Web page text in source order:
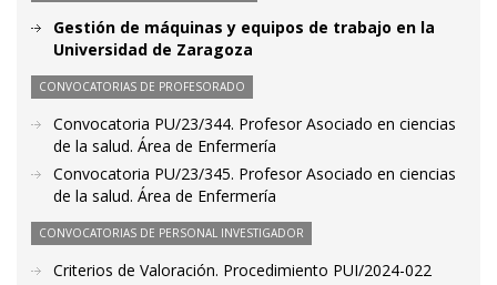
Gestión de máquinas y equipos de trabajo en la
Universidad de Zaragoza
CONVOCATORIAS DE PROFESORADO
Convocatoria PU/23/344. Profesor Asociado en ciencias
de la salud. Área de Enfermería
Convocatoria PU/23/345. Profesor Asociado en ciencias
de la salud. Área de Enfermería
CONVOCATORIAS DE PERSONAL INVESTIGADOR
Criterios de Valoración. Procedimiento PUI/2024-022